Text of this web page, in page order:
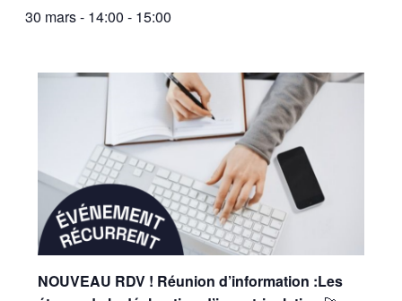
30 mars - 14:00 - 15:00
NOUVEAU RDV ! Réunion d’information :Les